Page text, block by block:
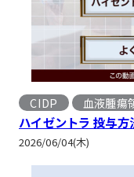
CIDP
, 血液腫瘍
,
ハイゼントラ 投与
2026/06/04(木)